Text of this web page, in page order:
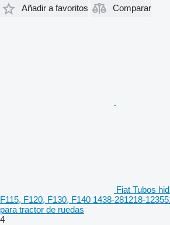
Añadir a favoritos
Comparar
Fiat Tubos
F115, F120, F130, F140 1438-281218-
para tractor de ruedas
4